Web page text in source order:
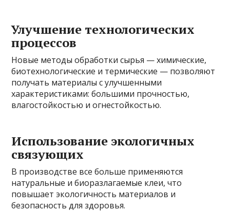
Улучшение технологических
процессов
Новые методы обработки сырья — химические,
биотехнологические и термические — позволяют
получать материалы с улучшенными
характеристиками: большими прочностью,
влагостойкостью и огнестойкостью.
Использование экологичных
связующих
В производстве все больше применяются
натуральные и биоразлагаемые клеи, что
повышает экологичность материалов и
безопасность для здоровья.